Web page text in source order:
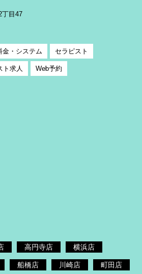
丁目47
金・システム セラピスト
ト求人 Web予約
高円寺店 横浜店
船橋店 川崎店 町田店